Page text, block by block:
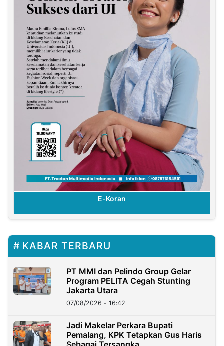
E-Koran
KABAR TERBARU
PT MMI dan Pelindo Group Gelar
Program PELITA Cegah Stunting
Jakarta Utara
07/08/2026 - 16:42
Jadi Makelar Perkara Bupati
Pemalang, KPK Tetapkan Gus Haris